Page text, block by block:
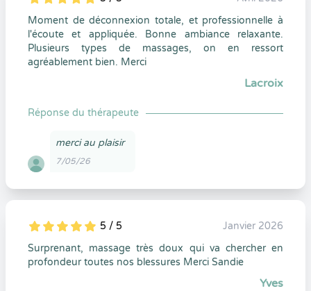
5
1
5
0
Moment de déconnexion totale, et professionnelle à
l'écoute et appliquée. Bonne ambiance relaxante.
Plusieurs types de massages, on en ressort
agréablement bien. Merci
Lacroix
Réponse du thérapeute
merci au plaisir
7/05/26
5
1
5
0 5 / 5
Janvier 2026
Surprenant, massage très doux qui va chercher en
profondeur toutes nos blessures Merci Sandie
Yves